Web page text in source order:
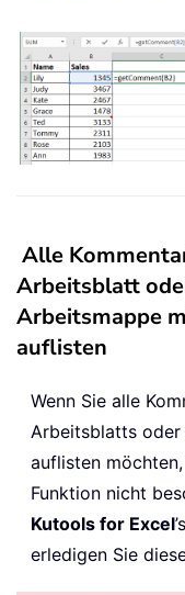
Alle
Arbeitsblatt
Arbeitsmappe
auflisten
Wenn Sie alle
Arbeitsblatts
auflisten
Funktion nicht
Kutools for Excel’s
erledigen Sie